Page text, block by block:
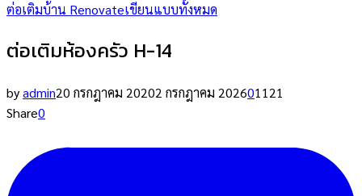
ต่อเติมบ้าน Renovateเขียนแบบทั้งหมด
ต่อเติมห้องครัว H-14
byadmin20 กรกฎาคม 20202 กรกฎาคม 202601121
Share0